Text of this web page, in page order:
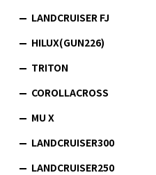
LANDCRUISER FJ
HILUX(GUN226)
TRITON
COROLLACROSS
MU X
LANDCRUISER300
LANDCRUISER250